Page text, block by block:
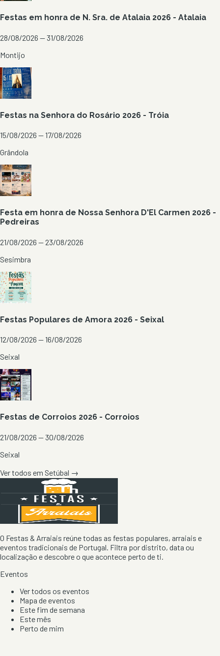
Festas em honra de N. Sra. de Atalaia 2026 - Atalaia
28/08/2026 — 31/08/2026
Montijo
Festas na Senhora do Rosário 2026 - Tróia
15/08/2026 — 17/08/2026
Grândola
Festa em honra de Nossa Senhora D'El Carmen 2026 -
Pedreiras
21/08/2026 — 23/08/2026
Sesimbra
Festas Populares de Amora 2026 - Seixal
12/08/2026 — 16/08/2026
Seixal
Festas de Corroios 2026 - Corroios
21/08/2026 — 30/08/2026
Seixal
Ver todos em Setúbal →
O Festas & Arraiais reúne todas as festas populares, arraiais e
eventos tradicionais de Portugal. Filtra por distrito, data ou
localização e descobre o que acontece perto de ti.
Eventos
Ver todos os eventos
Mapa de eventos
Este fim de semana
Este mês
Perto de mim